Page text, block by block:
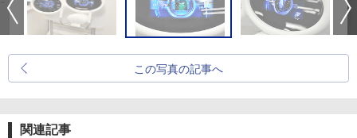
この写真の記事へ
関連記事